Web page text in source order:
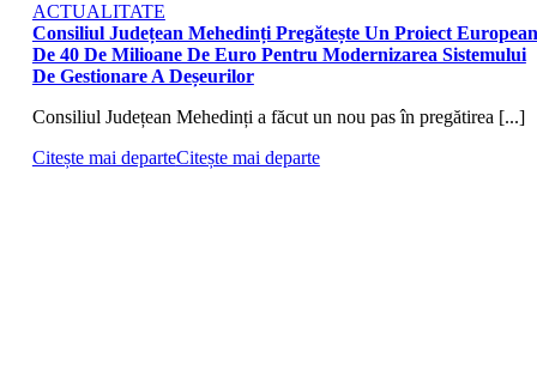
ACTUALITATE
Consiliul Județean Mehedinți Pregătește Un Proiect European
De 40 De Milioane De Euro Pentru Modernizarea Sistemului
De Gestionare A Deșeurilor
Consiliul Județean Mehedinți a făcut un nou pas în pregătirea [...]
Citește mai departeCitește mai departe